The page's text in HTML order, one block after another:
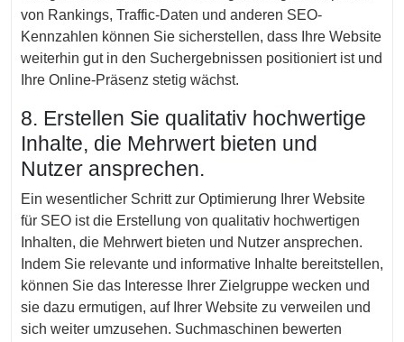
von Rankings, Traffic-Daten und anderen SEO-
Kennzahlen können Sie sicherstellen, dass Ihre Website
weiterhin gut in den Suchergebnissen positioniert ist und
Ihre Online-Präsenz stetig wächst.
8. Erstellen Sie qualitativ hochwertige
Inhalte, die Mehrwert bieten und
Nutzer ansprechen.
Ein wesentlicher Schritt zur Optimierung Ihrer Website
für SEO ist die Erstellung von qualitativ hochwertigen
Inhalten, die Mehrwert bieten und Nutzer ansprechen.
Indem Sie relevante und informative Inhalte bereitstellen,
können Sie das Interesse Ihrer Zielgruppe wecken und
sie dazu ermutigen, auf Ihrer Website zu verweilen und
sich weiter umzusehen. Suchmaschinen bewerten